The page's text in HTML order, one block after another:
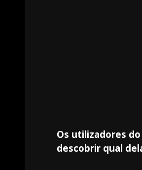
Os utilizadores
descobrir qual